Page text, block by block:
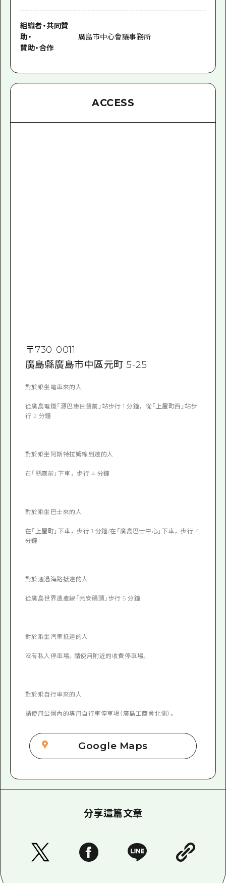
組織者・共同贊
助・
贊助・合作
廣島市中心會議事務所
ACCESS
〒730-0011
廣島縣廣島市中區元町 5-25
對於乘坐電車來的人
從廣島電鐵「源巴庫巨蛋前」站步行 1 分鐘，從「上屋町西」站步
行 2 分鐘
對於乘坐阿斯特拉姆線到達的人
在「縣廳前」下車，步行 4 分鐘
對於乘坐巴士來的人
在「上屋町」下車，步行 1 分鐘/在「廣島巴士中心」下車，步行 4
分鐘
對於通過海路抵達的人
從廣島世界遺產線「元安碼頭」步行 5 分鐘
對於乘坐汽車抵達的人
沒有私人停車場。請使用附近的收費停車場。
對於乘自行車來的人
請使用公園內的專用自行車停車場（廣島工商會北側）。
Google Maps
分享這篇文章